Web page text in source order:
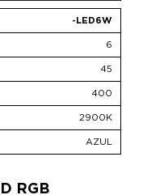
-LED6W
6
45
400
2900K
AZUL
RGB